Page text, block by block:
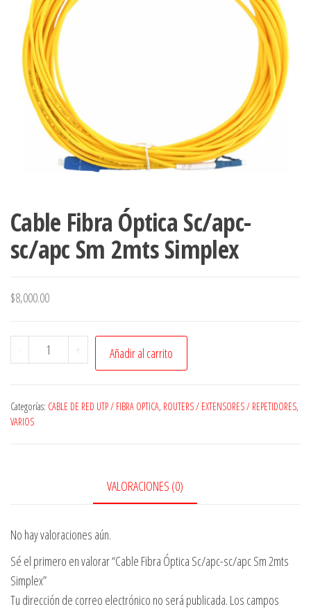
Cable Fibra Óptica Sc/apc-
sc/apc Sm 2mts Simplex
$8,000.00
-
Cable
Fibra
Sc/apc-
sc/apc
+ Añadir al carrito
Categorías: CABLE DE RED UTP / FIBRA OPTICA, ROUTERS / EXTENSORES / REPETIDORES,
VARIOS
VALORACIONES (0)
No hay valoraciones aún.
Sé el primero en valorar “Cable Fibra Óptica Sc/apc-sc/apc Sm 2mts
Simplex”
Tu dirección de correo electrónico no será publicada. Los campos